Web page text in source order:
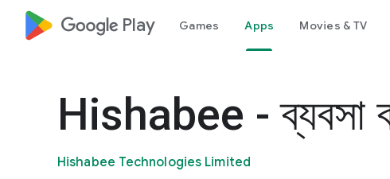
google_logo Play Games Apps Movies & TV
Hishabee - ব্যবসা
Hishabee Technologies Limited